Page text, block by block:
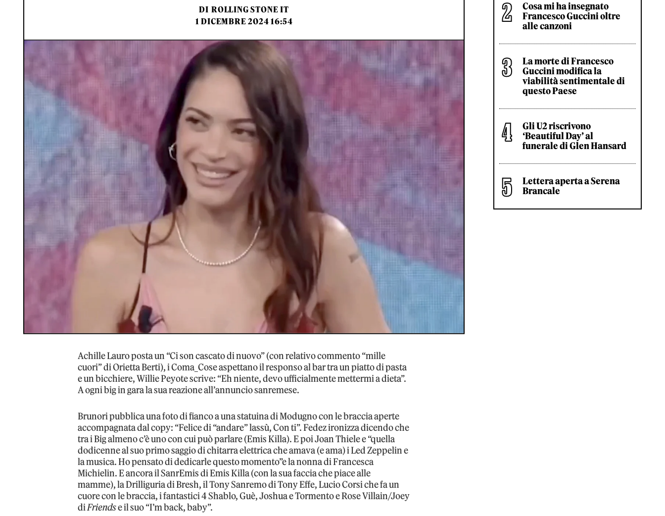
DI ROLLING STONE IT
1 DICEMBRE 2024 16:54
Achille Lauro posta un “Ci son cascato di nuovo” (con relativo commento “mille
cuori” di Orietta Berti), i Coma_Cose aspettano il responso al bar tra un piatto di pasta
e un bicchiere, Willie Peyote scrive: “Eh niente, devo ufficialmente mettermi a dieta”.
A ogni big in gara la sua reazione all’annuncio sanremese.
Brunori pubblica una foto di fianco a una statuina di Modugno con le braccia aperte
accompagnata dal copy: “Felice di “andare” lassù, Con ti”. Fedez ironizza dicendo che
tra i Big almeno c’è uno con cui può parlare (Emis Killa). E poi Joan Thiele e “quella
dodicenne al suo primo saggio di chitarra elettrica che amava (e ama) i Led Zeppelin e
la musica. Ho pensato di dedicarle questo momento”e la nonna di Francesca
Michielin. E ancora il SanrEmis di Emis Killa (con la sua faccia che piace alle
mamme), la Drilliguria di Bresh, il Tony Sanremo di Tony Effe, Lucio Corsi che fa un
cuore con le braccia, i fantastici 4 Shablo, Guè, Joshua e Tormento e Rose Villain/Joey
diFriendse il suo “I’m back, baby”.
Cosa mi ha insegnato
Francesco Guccini oltre
alle canzoni
La morte di Francesco
Guccini modifica la
viabilità sentimentale di
questo Paese
Gli U2 riscrivono
‘Beautiful Day’ al
funerale di Glen Hansard
Lettera aperta a Serena
Brancale